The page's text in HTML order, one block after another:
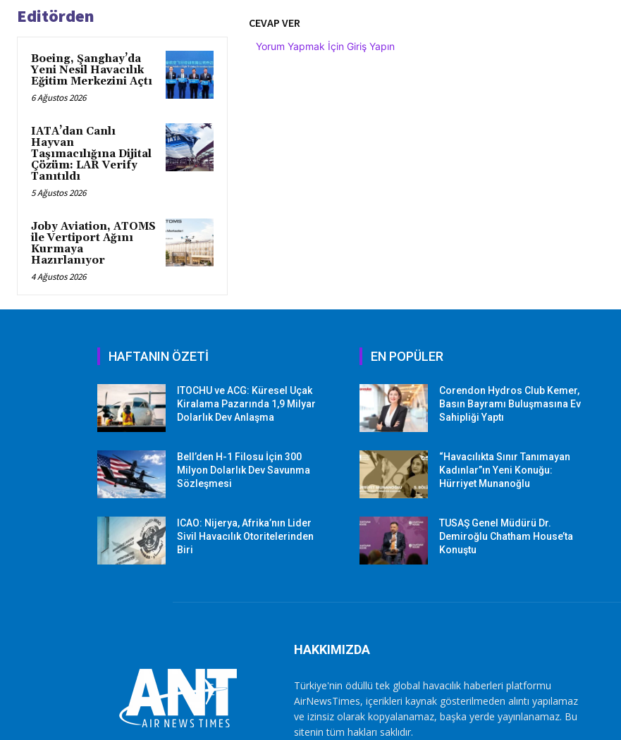
Editörden
Boeing, Şanghay’da
Yeni Nesil Havacılık
Eğitim Merkezini Açtı
6 Ağustos 2026
IATA’dan Canlı
Hayvan
Taşımacılığına Dijital
Çözüm: LAR Verify
Tanıtıldı
5 Ağustos 2026
Joby Aviation, ATOMS
ile Vertiport Ağını
Kurmaya
Hazırlanıyor
4 Ağustos 2026
CEVAP VER
Yorum Yapmak İçin Giriş Yapın
HAFTANIN ÖZETİ
ITOCHU ve ACG: Küresel Uçak
Kiralama Pazarında 1,9 Milyar
Dolarlık Dev Anlaşma
Bell’den H-1 Filosu İçin 300
Milyon Dolarlık Dev Savunma
Sözleşmesi
ICAO: Nijerya, Afrika’nın Lider
Sivil Havacılık Otoritelerinden
Biri
EN POPÜLER
Corendon Hydros Club Kemer,
Basın Bayramı Buluşmasına Ev
Sahipliği Yaptı
“Havacılıkta Sınır Tanımayan
Kadınlar”ın Yeni Konuğu:
Hürriyet Munanoğlu
TUSAŞ Genel Müdürü Dr.
Demiroğlu Chatham House’ta
Konuştu
HAKKIMIZDA
Türkiye'nin ödüllü tek global havacılık haberleri platformu
AirNewsTimes, içerikleri kaynak gösterilmeden alıntı yapılamaz
ve izinsiz olarak kopyalanamaz, başka yerde yayınlanamaz. Bu
sitenin tüm hakları saklıdır.